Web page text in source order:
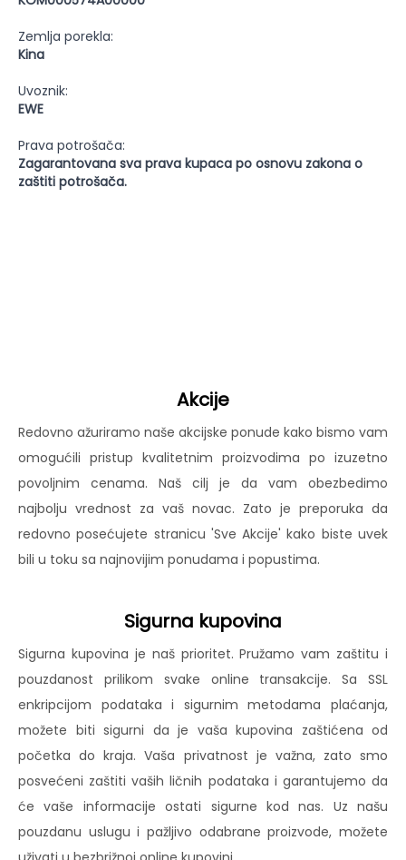
Zemlja porekla:
Kina
Uvoznik:
EWE
Prava potrošača:
Zagarantovana sva prava kupaca po osnovu zakona o
zaštiti potrošača.
Akcije
Redovno ažuriramo naše akcijske ponude kako bismo vam
omogućili pristup kvalitetnim proizvodima po izuzetno
povoljnim cenama. Naš cilj je da vam obezbedimo
najbolju vrednost za vaš novac. Zato je preporuka da
redovno posećujete stranicu 'Sve Akcije' kako biste uvek
bili u toku sa najnovijim ponudama i popustima.
Sigurna kupovina
Sigurna kupovina je naš prioritet. Pružamo vam zaštitu i
pouzdanost prilikom svake online transakcije. Sa SSL
enkripcijom podataka i sigurnim metodama plaćanja,
možete biti sigurni da je vaša kupovina zaštićena od
početka do kraja. Vaša privatnost je važna, zato smo
posvećeni zaštiti vaših ličnih podataka i garantujemo da
će vaše informacije ostati sigurne kod nas. Uz našu
pouzdanu uslugu i pažljivo odabrane proizvode, možete